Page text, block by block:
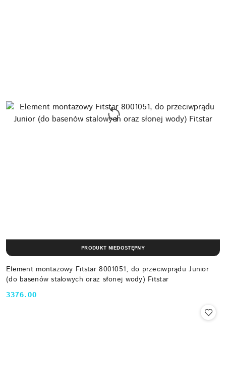
Element montażowy Fitstar 8001051, do przeciwprądu Junior
(do basenów stalowych oraz słonej wody) Fitstar
Cena:
3376.00
PRODUKT NIEDOSTĘPNY